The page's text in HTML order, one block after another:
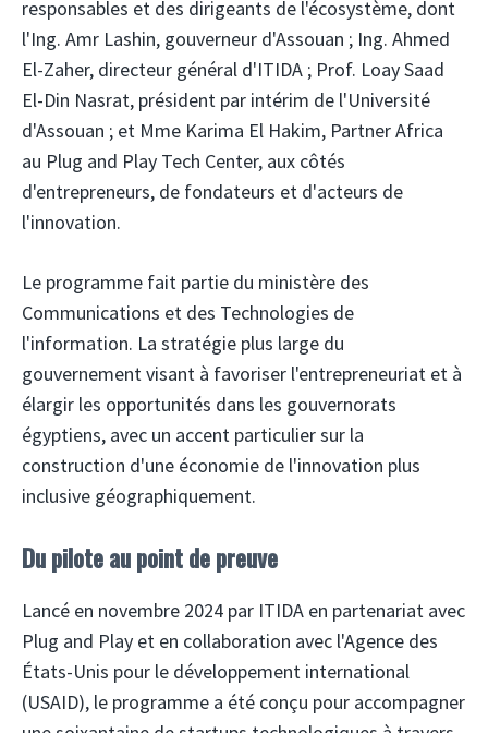
responsables et des dirigeants de l'écosystème, dont
l'Ing. Amr Lashin, gouverneur d'Assouan ; Ing. Ahmed
El-Zaher, directeur général d'ITIDA ; Prof. Loay Saad
El-Din Nasrat, président par intérim de l'Université
d'Assouan ; et Mme Karima El Hakim, Partner Africa
au Plug and Play Tech Center, aux côtés
d'entrepreneurs, de fondateurs et d'acteurs de
l'innovation.
Le programme fait partie du ministère des
Communications et des Technologies de
l'information. La stratégie plus large du
gouvernement visant à favoriser l'entrepreneuriat et à
élargir les opportunités dans les gouvernorats
égyptiens, avec un accent particulier sur la
construction d'une économie de l'innovation plus
inclusive géographiquement.
Du pilote au point de preuve
Lancé en novembre 2024 par ITIDA en partenariat avec
Plug and Play et en collaboration avec l'Agence des
États-Unis pour le développement international
(USAID), le programme a été conçu pour accompagner